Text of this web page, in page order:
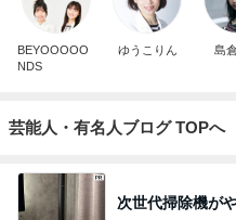
BEYOOOOO
NDS
ゆうこりん 島
芸能人・有名人ブログ TOPへ
次世代掃除機が